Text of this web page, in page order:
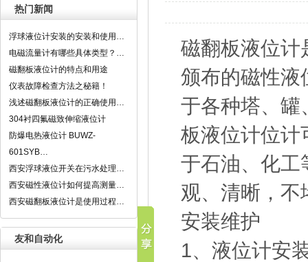
热门新闻
浮球液位计安装的安装和使用…
电磁流量计有哪些具体类型？…
磁翻板液位计的特点和用途
仪表故障检查方法之秘籍！
浅述磁翻板液位计的正确使用…
304衬四氟磁致伸缩液位计
防爆电热液位计 BUWZ-
601SYB…
西安浮球液位开关在污水处理…
西安磁性液位计如何提高测量…
西安磁翻板液位计是使用过程…
友和自动化
磁翻板液位计
颁布的磁性液
于各种塔、罐
板液位计位计
于石油、化工
观、清晰，不
安装维护
1、液位计安